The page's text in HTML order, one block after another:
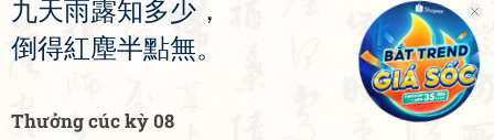
九天雨露知多少 ，
倒得紅塵半點無。
Thưởng cúc kỳ 08